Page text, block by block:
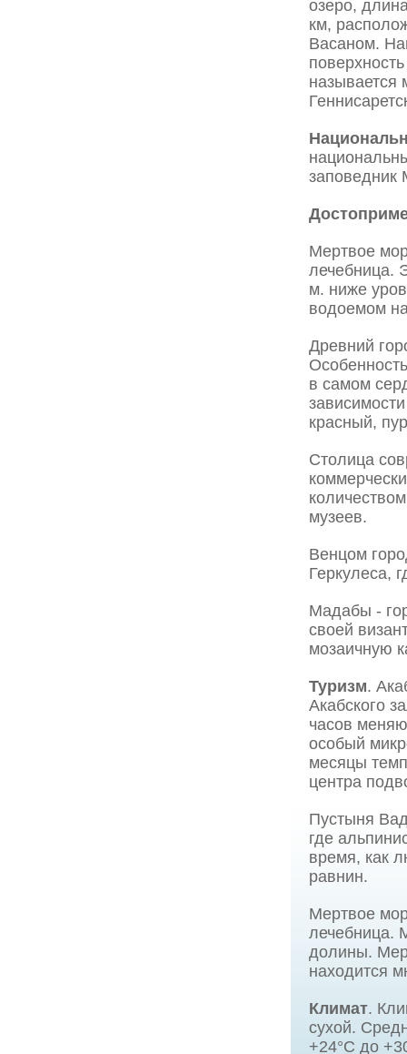
озеро,
км,
Васаном.
заповедник
Мертвое
лечебница.
м. ниже
водоемом
Древний
в самом
красный,
Столица
музеев.
Венцом
Геркулеса,
Мадабы -
своей
мозаичную
Туризм.
Акабского
часов
особый
месяцы
центра
Пустыня
где
время, как
равнин.
Мертвое
лечебница.
долины.
находится
Климат.
сухой.
+24°C до